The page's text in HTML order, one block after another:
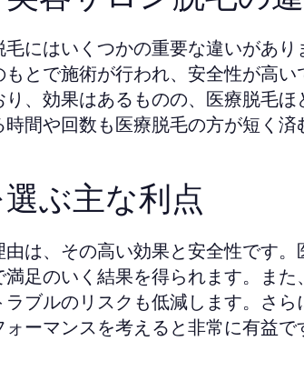
にはいくつかの重要な違いがあ
とで施術が行われ、安全性が高
、効果はあるものの、医療脱毛
間や回数も医療脱毛の方が短く済
ぶ主な利点
は、その高い効果と安全性です
足のいく結果を得られます。ま
ブルのリスクも低減します。さ
ーマンスを考えると非常に有益で